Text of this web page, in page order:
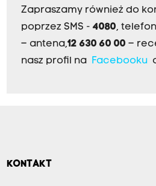
Zapraszamy również do
poprzez SMS - 4080,
– antena,12 630 60 00 –
nasz profil na
Facebooku
KONTAKT